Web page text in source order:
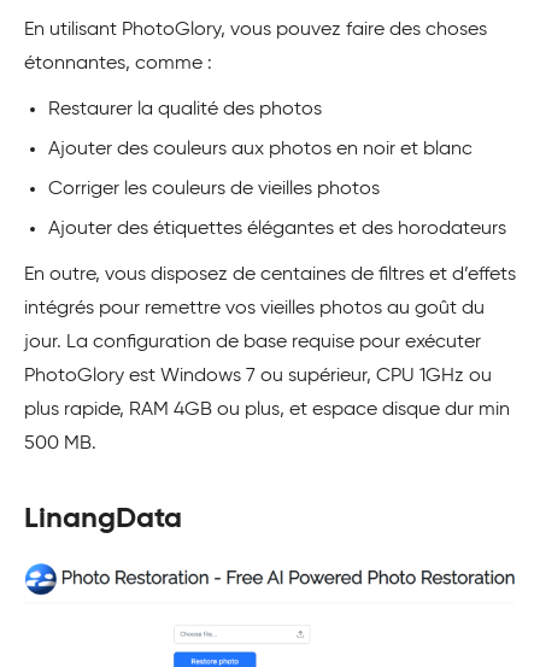
En utilisant PhotoGlory, vous pouvez faire des choses
étonnantes, comme :
Restaurer la qualité des photos
Ajouter des couleurs aux photos en noir et blanc
Corriger les couleurs de vieilles photos
Ajouter des étiquettes élégantes et des horodateurs
En outre, vous disposez de centaines de filtres et d’effets
intégrés pour remettre vos vieilles photos au goût du
jour. La configuration de base requise pour exécuter
PhotoGlory est Windows 7 ou supérieur, CPU 1GHz ou
plus rapide, RAM 4GB ou plus, et espace disque dur min
500 MB.
LinangData